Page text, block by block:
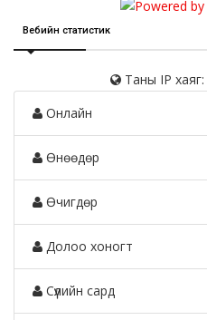
Вебийн статистик
Таны IP хаяг:
Онлайн
Өнөөдөр
Өчигдөр
Долоо хоногт
Сүүлийн сард